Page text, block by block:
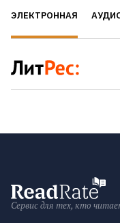
ЭЛЕКТРОННАЯ
Сервис для тех, кто